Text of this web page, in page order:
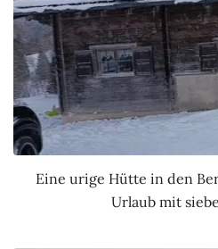
Eine urige Hütte in den
Urlaub mit